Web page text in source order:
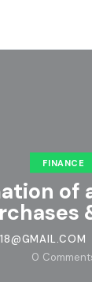
FINANCE
of
0